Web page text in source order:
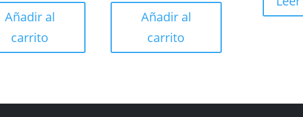
Añadir al
carrito
Añadir al
carrito